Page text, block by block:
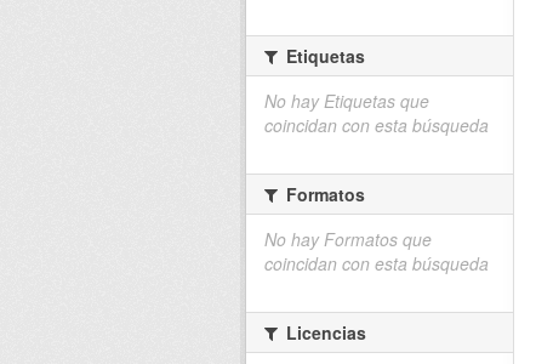
Etiquetas
No hay Etiquetas que
coincidan con esta búsqueda
Formatos
No hay Formatos que
coincidan con esta búsqueda
Licencias